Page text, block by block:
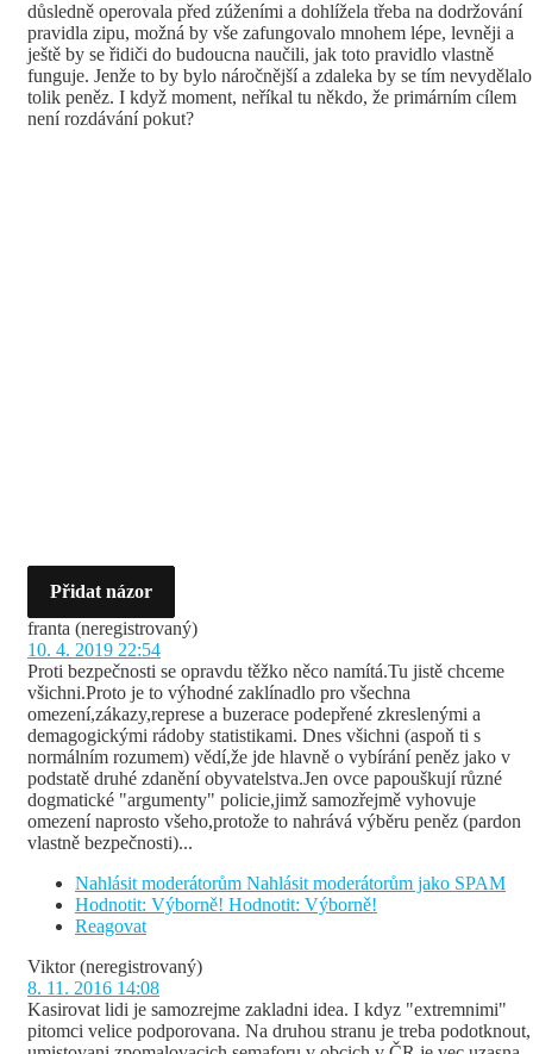
důsledně operovala před zúženími a dohlížela třeba na dodržování
pravidla zipu, možná by vše zafungovalo mnohem lépe, levněji a
ještě by se řidiči do budoucna naučili, jak toto pravidlo vlastně
funguje. Jenže to by bylo náročnější a zdaleka by se tím nevydělalo
tolik peněz. I když moment, neříkal tu někdo, že primárním cílem
není rozdávání pokut?
Přidat názor
franta (neregistrovaný)
10. 4. 2019 22:54
Proti bezpečnosti se opravdu těžko něco namítá.Tu jistě chceme
všichni.Proto je to výhodné zaklínadlo pro všechna
omezení,zákazy,represe a buzerace podepřené zkreslenými a
demagogickými rádoby statistikami. Dnes všichni (aspoň ti s
normálním rozumem) vědí,že jde hlavně o vybírání peněz jako v
podstatě druhé zdanění obyvatelstva.Jen ovce papouškují různé
dogmatické "argumenty" policie,jimž samozřejmě vyhovuje
omezení naprosto všeho,protože to nahrává výběru peněz (pardon
vlastně bezpečnosti)...
Nahlásit moderátorům Nahlásit moderátorům jako SPAM
Hodnotit: Výborně! Hodnotit: Výborně!
Reagovat
Viktor (neregistrovaný)
8. 11. 2016 14:08
Kasirovat lidi je samozrejme zakladni idea. I kdyz "extremnimi"
pitomci velice podporovana. Na druhou stranu je treba podotknout,